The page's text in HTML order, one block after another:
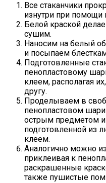
Все стаканчики
изнутри при помощи
Белой краской
сушим.
Наносим на белый
и посыпаем
Подготовленные
пенопластовому
клеем, располагая
другу.
Проделываем в
пенопластовом
острым предметом и
подготовленной из
клеем.
Аналогично можно
приклеивая к
раскрашенные
также пушистые